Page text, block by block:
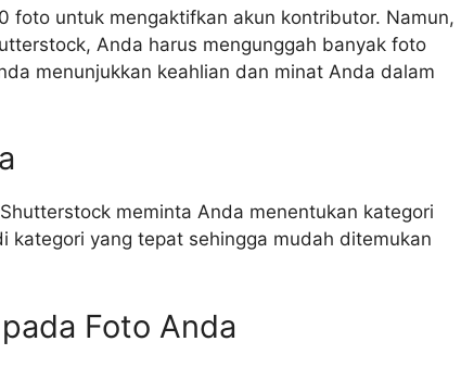
foto untuk mengaktifkan akun kontributor. Namun,
Anda harus mengunggah banyak foto
menunjukkan keahlian dan minat Anda dalam
meminta Anda menentukan kategori
yang tepat sehingga mudah ditemukan
Foto Anda